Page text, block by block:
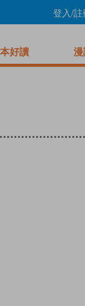
登入/註
好讀 漫